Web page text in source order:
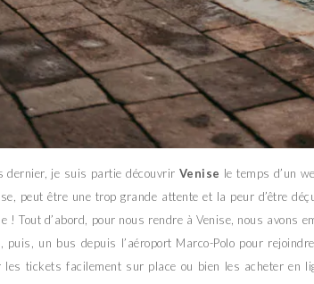
dernier, je suis partie découvrir Venise le temps d’un
peut être une trop grande attente et la peur d’être
! Tout d’abord, pour nous rendre à Venise, nous avons
puis, un bus depuis l’aéroport Marco-Polo pour
les tickets facilement sur place ou bien les acheter en